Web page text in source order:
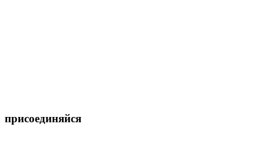
присоединяйся